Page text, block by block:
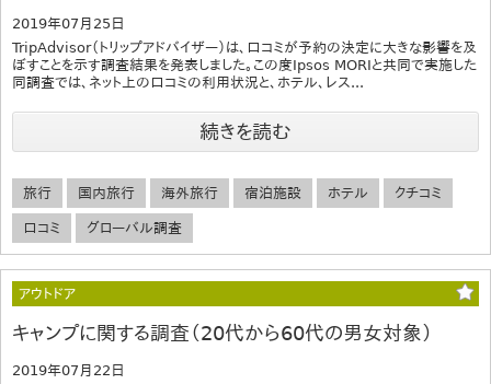
2019年07月25日
TripAdvisor（トリップアドバイザー）は、口コミが予約の決定に大きな影響を及
ぼすことを示す調査結果を発表しました。この度Ipsos MORIと共同で実施した
同調査では、ネット上の口コミの利用状況と、ホテル、レス...
続きを読む
旅行 国内旅行 海外旅行 宿泊施設 ホテル クチコミ
口コミ グローバル調査
アウトドア
キャンプに関する調査（20代から60代の男女対象）
2019年07月22日